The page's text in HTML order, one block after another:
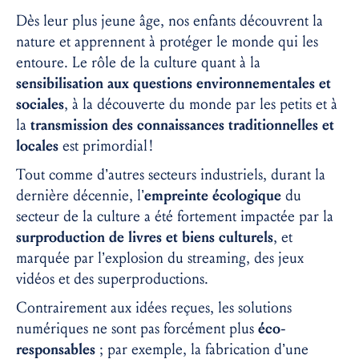
Dès leur plus jeune âge, nos enfants découvrent la
nature et apprennent à protéger le monde qui les
entoure. Le rôle de la culture quant à la
sensibilisation aux questions environnementales et
sociales, à la découverte du monde par les petits et à
la transmission des connaissances traditionnelles et
locales est primordial!
Tout comme d’autres secteurs industriels, durant la
dernière décennie, l’empreinte écologique du
secteur de la culture a été fortement impactée par la
surproduction de livres et biens culturels, et
marquée par l’explosion du streaming, des jeux
vidéos et des superproductions.
Contrairement aux idées reçues, les solutions
numériques ne sont pas forcément plus éco-
responsables ; par exemple, la fabrication d’une